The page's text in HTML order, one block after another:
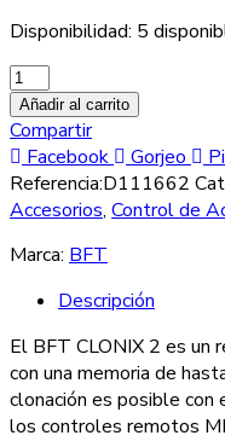
Disponibilidad: 5
Añadir al carrito
Compartir
Facebook
Gorjeo
Referencia:D111662
Accesorios, Control de
Marca: BFT
Descripción
El BFT CLONIX 2 es un
con una memoria de
clonación es posible
los controles remotos